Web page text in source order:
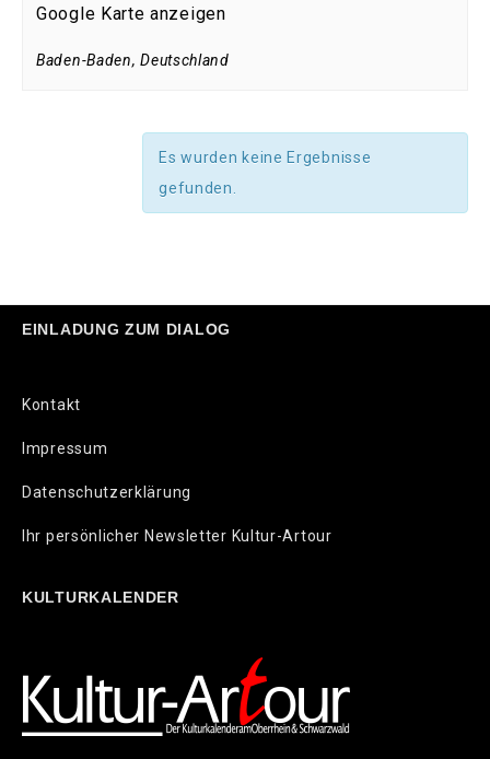
Google Karte anzeigen
Baden-Baden, Deutschland
Es wurden keine Ergebnisse
gefunden.
EINLADUNG ZUM DIALOG
Kontakt
Impressum
Datenschutzerklärung
Ihr persönlicher Newsletter Kultur-Artour
KULTURKALENDER